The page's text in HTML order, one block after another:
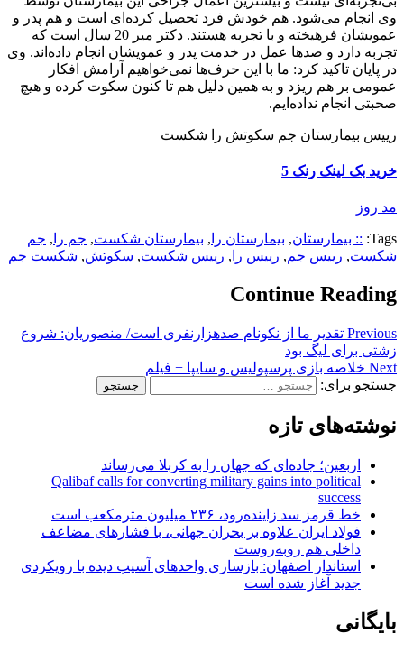
وی انجام می‌شود. هم خودش فرد تحصیل کرده‌ای است و هم پدر و
عمویشان فرهیخته و با تجربه هستند. دکتر میر 20 سال است که
تجربه دارد و صدها عمل در خدمت پدر و عمویشان انجام داده‌اند. وی
در پایان تاکید کرد: ما با این حرف‌ها نمی‌خواهیم آرامش افکار
عمومی بر هم ریزد و به همین دلیل هم تا کنون سکوت کرده و هیچ
صحبتی انجام نداده‌ایم.
رییس بیمارستان جم سکوتش را شکست
خرید بک لینک رنک 5
مد روز
Tags: :: بیمارستان, بیمارستان را , بیمارستان شکست, جم را , جم
شکست, رییس جم, رییس را , رییس شکست, سکوتش, شکست جم
Continue Reading
Previous تقدیر ما از نکونام صدهزارنفری است/ منصوریان: شروع
زشتی برای لیگ بود
Next خلاصه بازی پرسپولیس و سایپا + فیلم
جستجو برای:
نوشته‌های تازه
اربعین؛ جاده‌ای که جهان را به کربلا می‌رساند
Qalibaf calls for converting military gains into political
success
خط قرمز سد زاینده‌رود، ۲۳۶ میلیون مترمکعب است
فولاد ایران علاوه بر بحران جهانی، با فشارهای مضاعف
داخلی هم روبه‌روست
استاندار اصفهان: بازسازی واحدهای آسیب دیده با رویکردی
جدید آغاز شده است
بایگانی